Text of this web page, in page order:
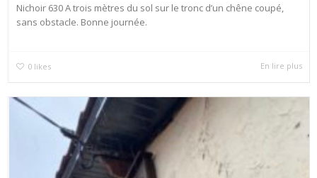
Nichoir 630 A trois mètres du sol sur le tronc d’un chêne coupé,
sans obstacle. Bonne journée.
0 likes En lire plus